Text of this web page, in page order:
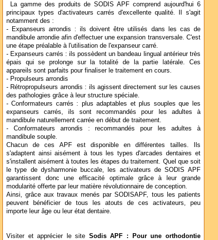
La gamme des produits de SODIS APF comprend aujourd'hui 6
principaux types d'activateurs carrés d'excellente qualité. Il s'agit
notamment des :
- Expanseurs arrondis : ils doivent être utilisés dans les cas de
mandibule arrondie afin d'effectuer une expansion transversale. C'est
une étape préalable à l'utilisation de l'expanseur carré.
- Expanseurs carrés : ils possèdent un bandeau lingual antérieur très
épais qui se prolonge sur la totalité de la partie latérale. Ces
appareils sont parfaits pour finaliser le traitement en cours.
- Propulseurs arrondis
- Rétropropulseurs arrondis : ils agissent directement sur les causes
des pathologies grâce à leur structure spéciale.
- Conformateurs carrés : plus adaptables et plus souples que les
expanseurs carrés, ils sont recommandés pour les adultes à
mandibule naturellement carrée en début de traitement.
- Conformateurs arrondis : recommandés pour les adultes à
mandibule souple.
Chacun de ces APF est disponible en différentes tailles. Ils
s'adaptent ainsi aisément à tous les types d'arcades dentaires et
s'installent aisément à toutes les étapes du traitement. Quel que soit
le type de dysharmonie buccale, les activateurs de SODIS APF
garantissent donc une efficacité optimale grâce à leur grande
modularité offerte par leur matière révolutionnaire de conception.
Ainsi, grâce aux travaux menés par SODISAPF, tous les patients
peuvent bénéficier de tous les atouts de ces activateurs, peu
importe leur âge ou leur état dentaire.
Visiter et apprécier le site Sodis APF : Pour une orthodontie